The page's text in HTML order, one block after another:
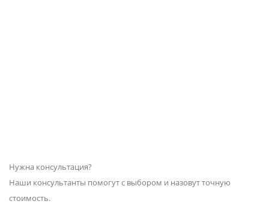
Нужна консультация?
Наши консультанты помогут с выбором и назовут точную
стоимость.